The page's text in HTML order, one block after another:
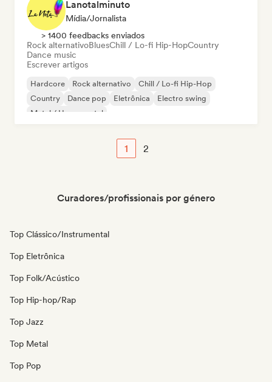
Lanotalminuto
Mídia/Jornalista
> 1400 feedbacks enviados
Rock alternativoBluesChill / Lo-fi Hip-HopCountry
Dance music
Escrever artigos
Hardcore Rock alternativo
Chill / Lo-fi Hip-Hop
Country
Dance pop Eletrônica
Electro swing
Metal / Heavy metal
1 2
Curadores/profissionais por género
Top Clássico/Instrumental
Top Eletrônica
Top Folk/Acústico
Top Hip-hop/Rap
Top Jazz
Top Metal
Top Pop